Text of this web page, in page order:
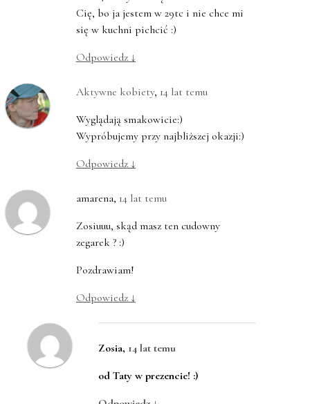
Cię, bo ja jestem w 29tc i nie chce mi
się w kuchni pichcić :)
Odpowiedz ↓
Aktywne kobiety, 14 lat temu
Wyglądają smakowicie:)
Wypróbujemy przy najbliższej okazji:)
Odpowiedz ↓
amarena, 14 lat temu
Zosiuuu, skąd masz ten cudowny
zegarek ? :)
Pozdrawiam!
Odpowiedz ↓
Zosia, 14 lat temu
od Taty w prezencie! :)